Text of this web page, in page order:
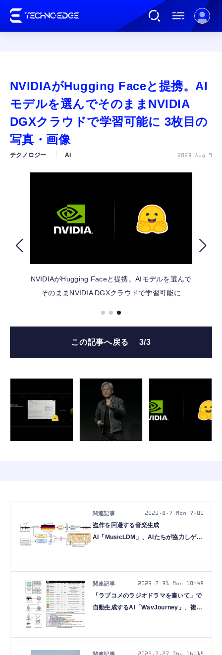
AI
ガジェット
NVIDIAがHugging Faceと提携。AI
モデルを選んでそのままNVIDIA
DGXクラウドで学習可能に 3枚目の
写真・画像
テクノロジー AI 2023 Aug 9
NVIDIAがHugging Faceと提携。AIモデルを選んで
そのままNVIDIA DGXクラウドで学習可能に
この記事へ戻る 3/3
盗作を回避する音楽生成
AI「MusicLDM」、AIたちが協力しゲー
2023.8.7 Mon 7:00
「ラブコメのラジオドラマを書いて」で
自動生成するAI「WavJourney」、複数
を解説（生成AIウィークリー）
2023.7.31 Mon 10:45
2023.7.27 Thu 16:15